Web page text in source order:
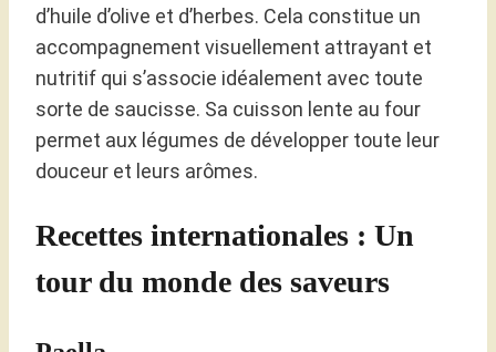
d’huile d’olive et d’herbes. Cela constitue un
accompagnement visuellement attrayant et
nutritif qui s’associe idéalement avec toute
sorte de saucisse. Sa cuisson lente au four
permet aux légumes de développer toute leur
douceur et leurs arômes.
Recettes internationales : Un
tour du monde des saveurs